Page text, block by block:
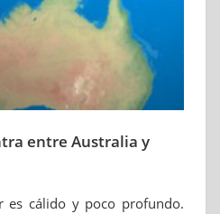
entre Australia y
es cálido y poco profundo.